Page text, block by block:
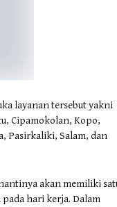
layanan tersebut yakni
Cipamokolan, Kopo,
Pasirkaliki, Salam, dan
akan memiliki
hari kerja. Dalam